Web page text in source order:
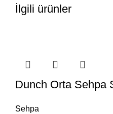
İlgili ürünler
Dunch Orta Sehpa
Sehpa